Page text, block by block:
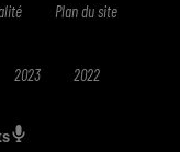
Plan du site
2023 2022